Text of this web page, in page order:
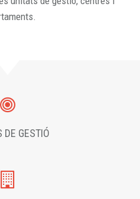
DE GESTIÓ